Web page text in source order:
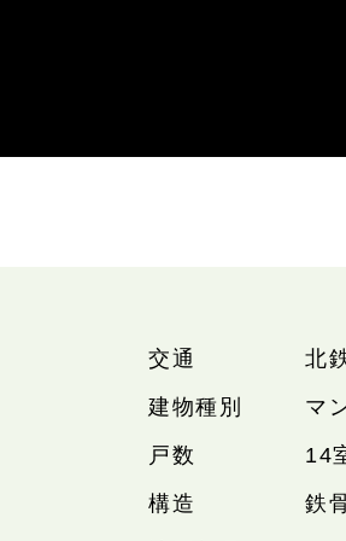
交通
北
建物種別
マ
戸数
14
構造
鉄